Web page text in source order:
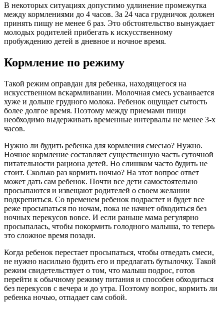
В некоторых ситуациях допустимо удлинение промежутка
между кормлениями до 4 часов. За 24 часа грудничок должен
принять пищу не менее 6 раз. Это обстоятельство вынуждает
молодых родителей прибегать к искусственному
пробуждению детей в дневное и ночное время.
Кормление по режиму
Такой режим оправдан для ребенка, находящегося на
искусственном вскармливании. Молочная смесь усваивается
хуже и дольше грудного молока. Ребенок ощущает сытость
более долгое время. Поэтому между приемами пищи
необходимо выдерживать временные интервалы не менее 3-х
часов.
Нужно ли будить ребенка для кормления смесью? Нужно.
Ночное кормление составляет существенную часть суточной
питательности рациона детей. Но слишком часто будить не
стоит. Сколько раз кормить ночью? На этот вопрос ответ
может дать сам ребенок. Почти все дети самостоятельно
просыпаются и извещают родителей о своем желании
подкрепиться. Со временем ребенок подрастет и будет все
реже просыпаться по ночам, пока не начнет обходиться без
ночных перекусов вовсе. И если раньше мама регулярно
просыпалась, чтобы покормить голодного малыша, то теперь
это сложное время позади.
Когда ребенок перестает просыпаться, чтобы отведать смеси,
не нужно насильно будить его и предлагать бутылочку. Такой
режим свидетельствует о том, что малыш подрос, готов
перейти к обычному режиму питания и способен обходиться
без перекусов с вечера и до утра. Поэтому вопрос, кормить ли
ребенка ночью, отпадает сам собой.